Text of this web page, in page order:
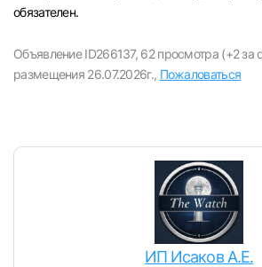
обязателен.
Объявление ID266137, 62 просмотра (+2 за
размещения 26.07.2026г., Пожаловаться
ИП Исаков А.Е.